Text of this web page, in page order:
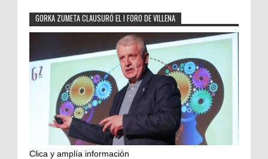
GORKA ZUMETA CLAUSURÓ EL I FORO DE VILLENA
Clica y amplía información